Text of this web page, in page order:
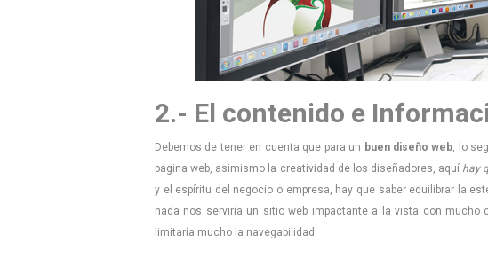
2.- El contenido e
Debemos de tener en cuenta que para un buen diseño web, lo
pagina web, asimismo la creatividad de los diseñadores, aquí hay
y el espíritu del negocio o empresa, hay que saber equilibrar la
nada nos serviría un sitio web impactante a la vista con mucho
limitaría mucho la navegabilidad.